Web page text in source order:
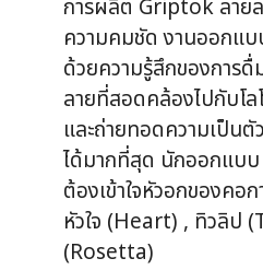
การผลิต Griptok ลาย
ความคมชัด งานออกแ
ด้วยความรู้สึกของการ
ลายที่สอดคล้องไปกับโ
และถ่ายทอดความเป็น
ได้มากที่สุด นักออกแบ
ต้องเข้าใจหัวอกของคอ
หัวใจ (Heart) , ทิวลิป
(Rosetta)